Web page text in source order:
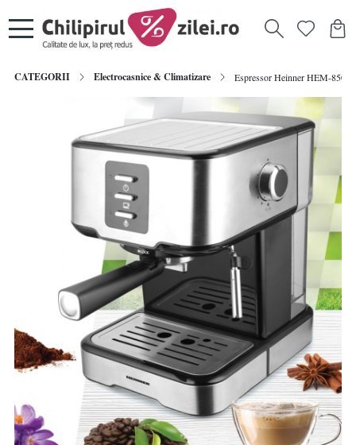
CATEGORII Electrocasnice & Climatizare Espressor Heinner HEM-